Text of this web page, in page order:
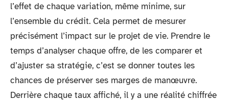
l’effet de chaque variation, même minime, sur
l’ensemble du crédit. Cela permet de mesurer
précisément l’impact sur le projet de vie. Prendre le
temps d’analyser chaque offre, de les comparer et
d’ajuster sa stratégie, c’est se donner toutes les
chances de préserver ses marges de manœuvre.
Derrière chaque taux affiché, il y a une réalité chiffrée